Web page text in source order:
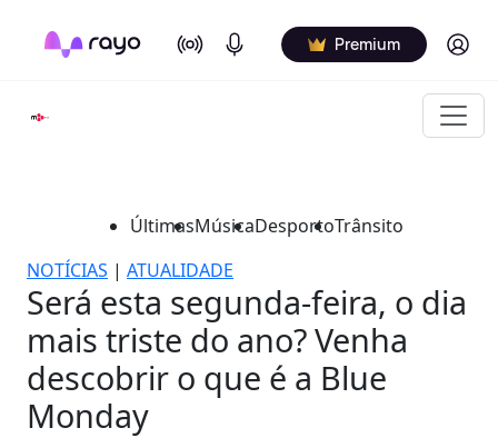
On Air Podcasts Premium Log in
ÚltimasMúsicaDesportoTrânsito
NOTÍCIAS | ATUALIDADE
Será esta segunda-feira, o dia
mais triste do ano? Venha
descobrir o que é a Blue
Monday